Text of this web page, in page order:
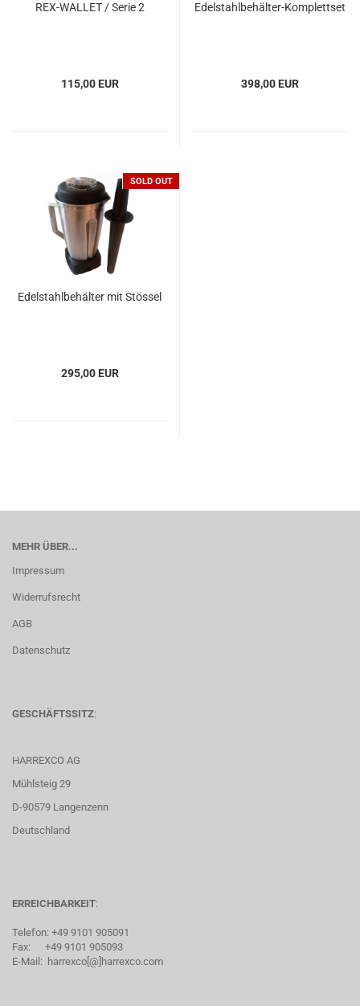
REX-WALLET / Serie 2
115,00 EUR
Edelstahlbehälter-Komplettset
398,00 EUR
TOP SOLD OUT
Edelstahlbehälter mit Stössel
295,00 EUR
MEHR ÜBER...
Impressum
Widerrufsrecht
AGB
Datenschutz
GESCHÄFTSSITZ:
HARREXCO AG
Mühlsteig 29
D-90579 Langenzenn
Deutschland
ERREICHBARKEIT:
Telefon: +49 9101 905091
Fax: +49 9101 905093
E-Mail: harrexco[@]harrexco.com